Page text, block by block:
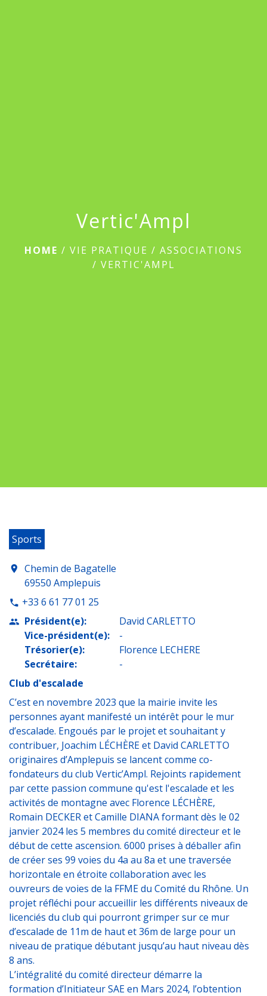
Vertic'Ampl
HOME / VIE PRATIQUE / ASSOCIATIONS
/ VERTIC'AMPL
Sports
location_on
Chemin de Bagatelle
69550 Amplepuis
phone +33 6 61 77 01 25
people Président(e):
Vice-président(e):
Trésorier(e):
Secrétaire:
David CARLETTO
-
Florence LECHERE
-
Club d'escalade
C’est en novembre 2023 que la mairie invite les
personnes ayant manifesté un intérêt pour le mur
d’escalade. Engoués par le projet et souhaitant y
contribuer, Joachim LÉCHÈRE et David CARLETTO
originaires d’Amplepuis se lancent comme co-
fondateurs du club Vertic’Ampl. Rejoints rapidement
par cette passion commune qu'est l'escalade et les
activités de montagne avec Florence LÉCHÈRE,
Romain DECKER et Camille DIANA formant dès le 02
janvier 2024 les 5 membres du comité directeur et le
début de cette ascension. 6000 prises à déballer afin
de créer ses 99 voies du 4a au 8a et une traversée
horizontale en étroite collaboration avec les
ouvreurs de voies de la FFME du Comité du Rhône. Un
projet réfléchi pour accueillir les différents niveaux de
licenciés du club qui pourront grimper sur ce mur
d’escalade de 11m de haut et 36m de large pour un
niveau de pratique débutant jusqu’au haut niveau dès
8 ans.
L’intégralité du comité directeur démarre la
formation d’Initiateur SAE en Mars 2024, l’obtention